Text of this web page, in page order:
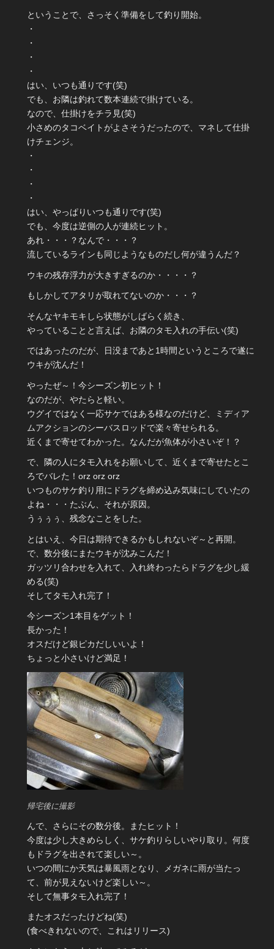
ということで、さっそく準備をして釣り開始。
・
・
・
・
はい、いつも通りです(笑)
でも、お隣は釣れて数本連続で掛けている。
なので、仕掛けをチラ見(笑)
小さめのタコベイトがよさそうだったので、マネして仕掛
けチェンジ。
・
・
・
・
はい、やっぱりいつも通りです(笑)
でも、今度は逆側の人が連続ヒット。
あれ・・・？なんで・・・？
流しているラインも同じようなものだし何が違うんだ？
ウキの残存浮力が大きすぎるのか・・・・？
もしかしてアタリが取れてないのか・・・？
そんなヤキモキしら状態がしばらく続き、
やっていることと言えば、お隣のタモ入れの手伝い(笑)
ではあったのだが、日没まであと1時間というところで遂に
ウキが沈んだ！
やったぜ～！今シーズン初ヒット！
なのだが、やたらと軽い。
ウグイではなく一応サケではある様なのだけど、ミディア
ムアクションのシーバスロッドで楽々寄せられる。
近くまで寄せてわかった。なんだが魚体が小さいぞ！？
で、隣の人にタモ入れをお願いして、近くまで寄せたとこ
ろでバレた！orz orz orz
いつものサケ釣り用にドラグを締め込み気味にしていたの
よね・・・たぶん、それが原因。
うぅぅぅ、残念なことをした。
とはいえ、今日は期待できるかもしれないぞ～と再開。
で、数分後にまたウキが沈みこんだ！
ガッツリ合わせを入れて、入れ終わったらドラグを少し緩
める(笑)
そしてタモ入れ完了！
今シーズン1本目をゲット！
長かった！
オスだけど銀ピカだしいいよ！
ちょっと小さいけど満足！
帰宅後に撮影
んで、さらにその数分後。またヒット！
今度は少し大きめらしく、サケ釣りらしいやり取り。何度
もドラグを出されて楽しい～。
いつの間にか天気は暴風雨となり、メガネに雨が当たっ
て、前が見えないけど楽しい～。
そして無事タモ入れ完了！
またオスだったけどね(笑)
(食べきれないので、これはリリース)